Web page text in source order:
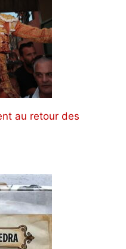
au retour des